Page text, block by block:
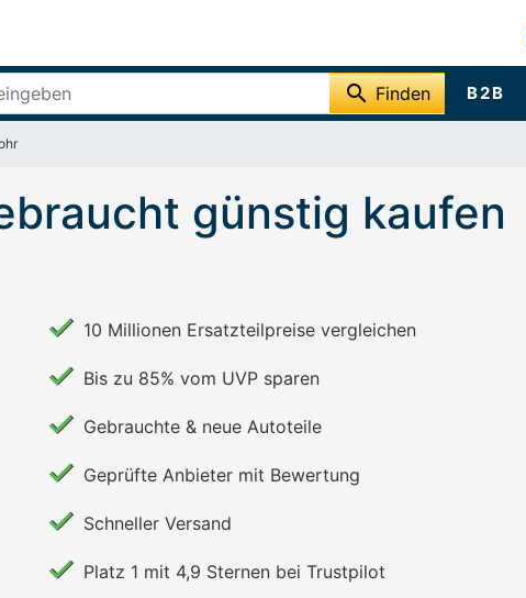
search Finden B2B
günstig kaufen
10 Millionen Ersatzteilpreise vergleichen
Bis zu 85% vom UVP sparen
Gebrauchte & neue Autoteile
Geprüfte Anbieter mit Bewertung
Schneller Versand
Platz 1 mit 4,9 Sternen bei Trustpilot